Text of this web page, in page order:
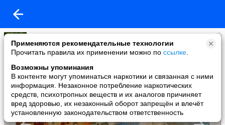
Применяются рекомендательные технологии
Прочитать правила их применении можно по ссылке
Возможны упоминания
В контенте могут упоминаться наркотики и связанная с ними
информация. Незаконное потребление наркотических
средств, психотропных веществ и их аналогов причиняет
вред здоровью, их незаконный оборот запрещён и влечёт
установленную законодательством ответственность
Татьяна Марафитова
added a photo
27 Aug в 15:10